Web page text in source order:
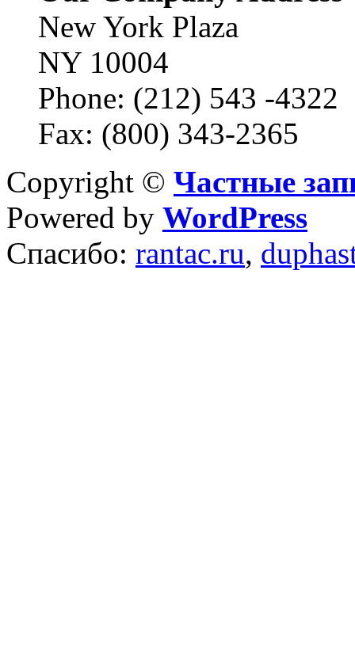
New York Plaza
NY 10004
Phone: (212) 543 -4322
Fax: (800) 343-2365
Copyright © Частные
Powered by WordPress
Спасибо: rantac.ru,